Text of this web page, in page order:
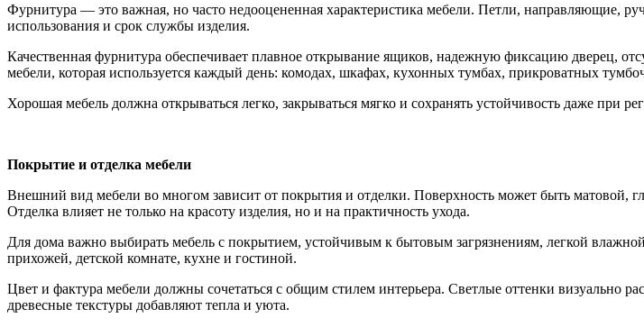
Фурнитура — это важная, но часто недооцененная характеристика мебели. Петли, направляющие,
использования и срок службы изделия.
Качественная фурнитура обеспечивает плавное открывание ящиков, надежную фиксацию дверец,
мебели, которая используется каждый день: комодах, шкафах, кухонных тумбах, прикроватных
Хорошая мебель должна открываться легко, закрываться мягко и сохранять устойчивость даже при
Покрытие и отделка мебели
Внешний вид мебели во многом зависит от покрытия и отделки. Поверхность может быть
Отделка влияет не только на красоту изделия, но и на практичность ухода.
Для дома важно выбирать мебель с покрытием, устойчивым к бытовым загрязнениям, легкой
прихожей, детской комнате, кухне и гостиной.
Цвет и фактура мебели должны сочетаться с общим стилем интерьера. Светлые оттенки визуально
древесные текстуры добавляют тепла и уюта.